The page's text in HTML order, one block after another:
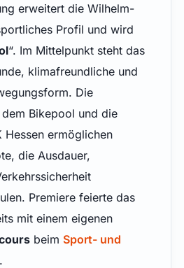
erweitert die Wilhelm-
Profil und wird
“. Im Mittelpunkt steht das
klimafreundliche und
Die
Bikepool und die
Hessen ermöglichen
die Ausdauer,
Premiere feierte das
mit einem eigenen
beim Sport- und